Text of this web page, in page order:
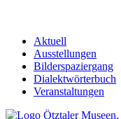
Aktuell
Ausstellungen
Bilderspaziergang
Dialektwörterbuch
Veranstaltungen